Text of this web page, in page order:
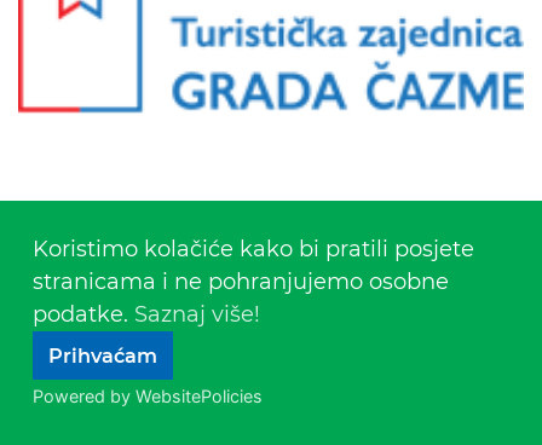
Koristimo kolačiće kako bi pratili posjete
stranicama i ne pohranjujemo osobne
podatke. Saznaj više!
Prihvaćam
Powered by WebsitePolicies